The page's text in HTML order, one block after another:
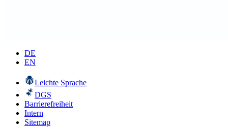
DE
EN
Leichte Sprache
DGS
Barrierefreiheit
Intern
Sitemap